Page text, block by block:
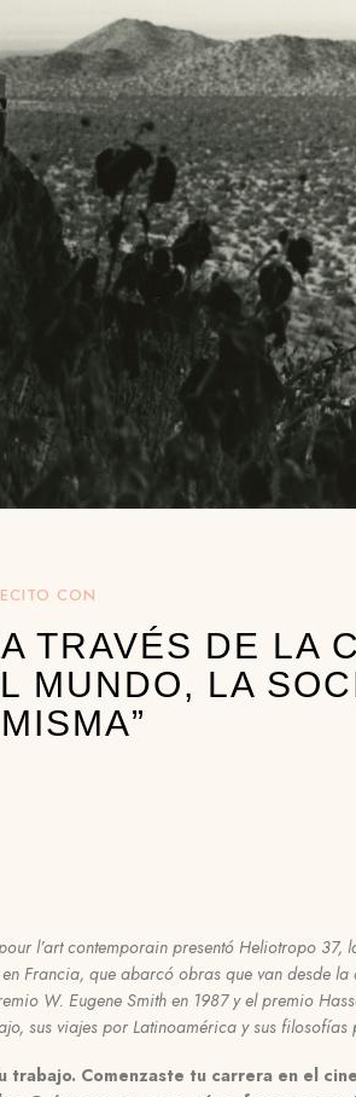
CON
TRAVÉS DE LA
MUNDO, LA
l’art contemporain presentó Heliotropo 37,
Francia, que abarcó obras que van desde la
W. Eugene Smith en 1987 y el premio
sus viajes por Latinoamérica y sus filosofías
trabajo. Comenzaste tu carrera en el